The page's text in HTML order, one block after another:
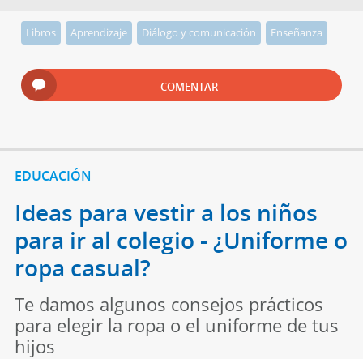
Libros Aprendizaje Diálogo y comunicación Enseñanza
COMENTAR
EDUCACIÓN
Ideas para vestir a los niños
para ir al colegio - ¿Uniforme o
ropa casual?
Te damos algunos consejos prácticos
para elegir la ropa o el uniforme de tus
hijos